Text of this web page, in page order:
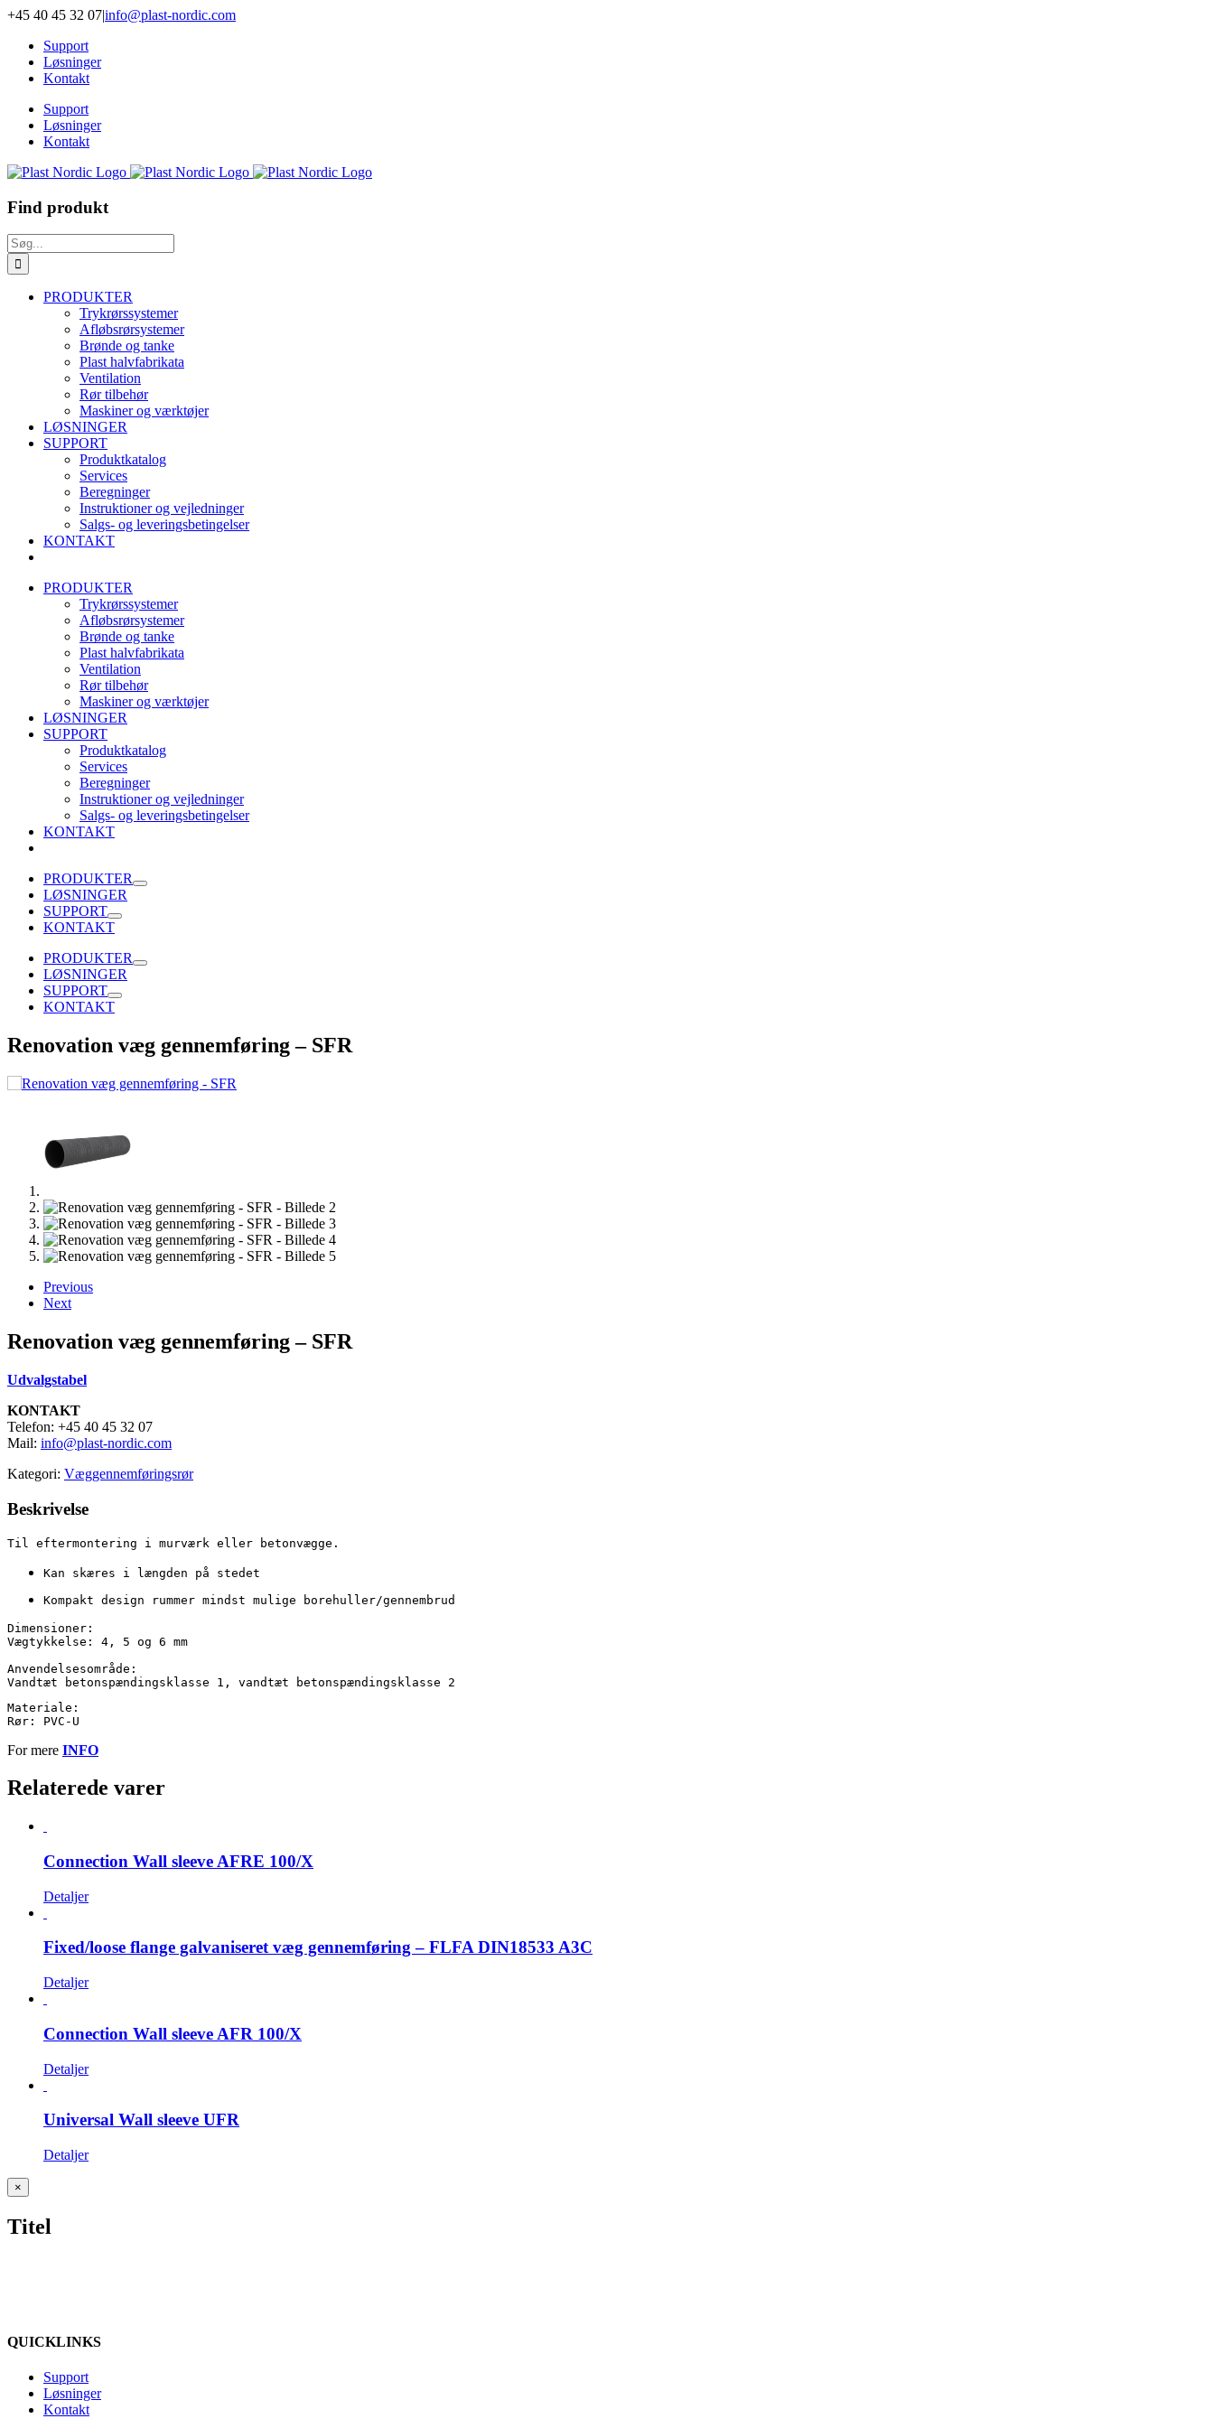
Skip
content
+45 40 45 32 07|info@plast-nordic.com
Support
Løsninger
Kontakt
Support
Løsninger
Kontakt
Find produkt
Søg
efter:
PRODUKTER
Trykrørssystemer
Afløbsrørsystemer
Brønde og tanke
Plast halvfabrikata
Ventilation
Rør tilbehør
Maskiner og værktøjer
LØSNINGER
SUPPORT
Produktkatalog
Services
Beregninger
Instruktioner og vejledninger
Salgs- og leveringsbetingelser
KONTAKT
PRODUKTER
Trykrørssystemer
Afløbsrørsystemer
Brønde og tanke
Plast halvfabrikata
Ventilation
Rør tilbehør
Maskiner og værktøjer
LØSNINGER
SUPPORT
Produktkatalog
Services
Beregninger
Instruktioner og vejledninger
Salgs- og leveringsbetingelser
KONTAKT
PRODUKTER
LØSNINGER
SUPPORT
KONTAKT
PRODUKTER
LØSNINGER
SUPPORT
KONTAKT
Renovation væg gennemføring – SFR
Previous
Next
Renovation væg gennemføring – SFR
Udvalgstabel
KONTAKT
Telefon: +45 40 45 32 07
Mail: info@plast-nordic.com
Kategori: Væggennemføringsrør
Beskrivelse
Til eftermontering i murværk eller betonvægge.
Kan skæres i længden på stedet
Kompakt design rummer mindst mulige borehuller/gennembrud
Dimensioner:
Vægtykkelse: 4, 5 og 6 mm
Anvendelsesområde:
Materiale:
Rør: PVC-U
For mere INFO
Relaterede varer
Connection Wall sleeve AFRE 100/X
Detaljer
Fixed/loose flange galvaniseret væg gennemføring – FLFA DIN18533 A3C
Detaljer
Connection Wall sleeve AFR 100/X
Detaljer
Universal Wall sleeve UFR
Detaljer
Close
product
view
×
Titel
QUICKLINKS
Support
Løsninger
Kontakt